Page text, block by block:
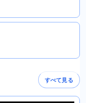
すべて見る